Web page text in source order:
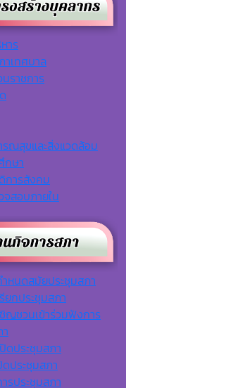
าร
าเทศบาล
ราชการ
รณสุขและสิ่งแวดล้อม
กษา
การสังคม
จสอบภายใน
ำหนดสมัยประชุมสภา
ยกประชุมสภา
ญชวนเข้าร่วมฟังการ
ดประชุมสภา
ประชุมสภา
รประชุมสภา